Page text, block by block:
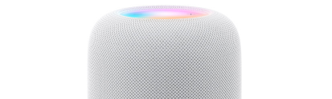
进
一
步
了
解
HomePod<